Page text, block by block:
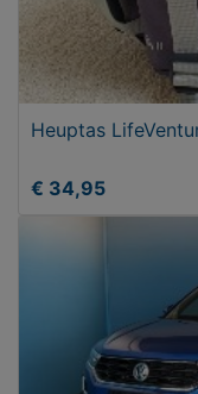
Heuptas
€ 34,95